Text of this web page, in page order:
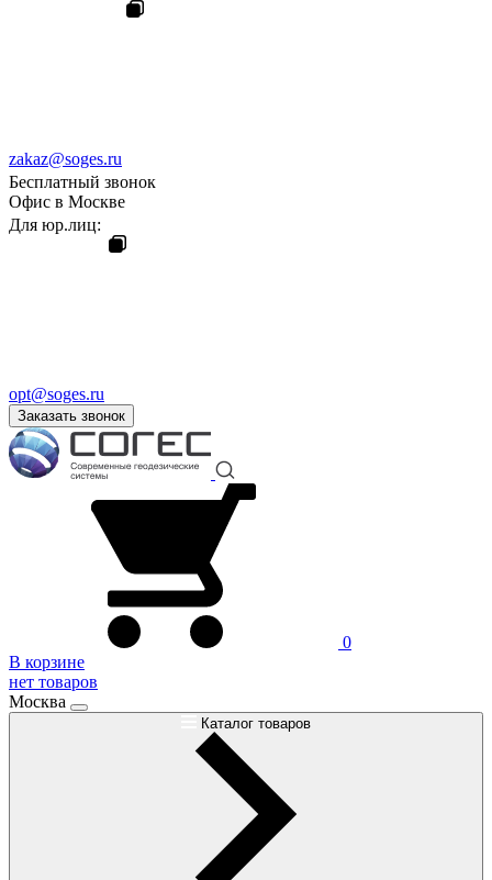
zakaz@soges.ru
Бесплатный звонок
Офис в Москве
Для юр.лиц:
opt@soges.ru
Заказать звонок
0
В корзине
нет товаров
Москва
Каталог товаров